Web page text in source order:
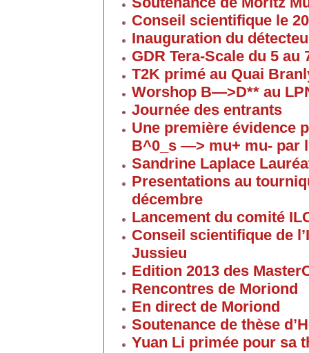
Conseil scientifique le
Inauguration du
GDR Tera-Scale du 5
T2K primé au Quai
Worshop B—>D** au
Journée des entrants
Une première évidence
B^0_s —> mu+ mu- par
Sandrine Laplace
Presentations au
décembre
Lancement du comité
Conseil scientifique de
Jussieu
Edition 2013 des
Rencontres de Moriond
En direct de Moriond
Soutenance de thèse
Yuan Li primée pour sa